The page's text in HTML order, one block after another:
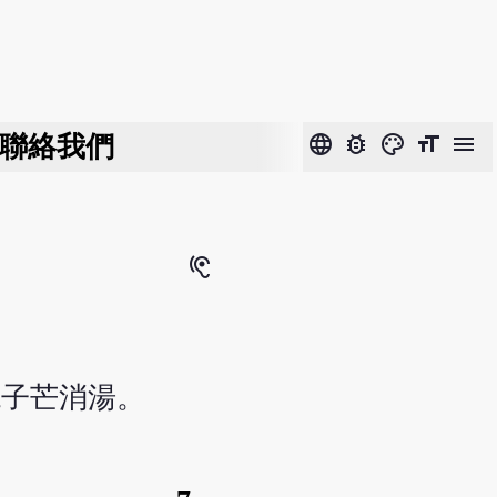
聯絡我們 language bug_report color_lens format_size menu
hearing
芒消湯。